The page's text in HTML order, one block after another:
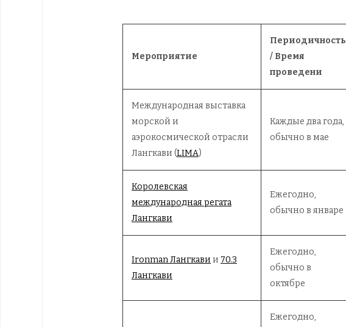
Мероприятие
Периодичность
/ Время
проведени
Международная выставка
морской и
аэрокосмической отрасли
Лангкави (LIMA)
Каждые два года,
обычно в мае
Королевская
международная регата
Лангкави
Ежегодно,
обычно в январе
Ironman Лангкави и 70.3
Лангкави
Ежегодно,
обычно в
октябре
Ежегодно,